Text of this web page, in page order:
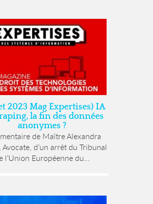
2023 Mag Expertises) IA
la fin des données
anonymes ?
de Maître Alexandra
Avocate, d’un arrêt du Tribunal
l’Union Européenne du...